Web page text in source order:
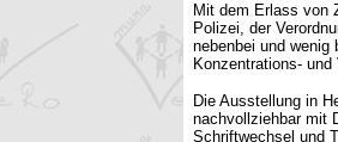
Mit dem Erlass von
Polizei, der
nebenbei und wenig
Konzentrations- und
Die Ausstellung in
nachvollziehbar mit
Schriftwechsel und